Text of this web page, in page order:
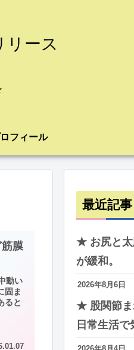
リース
フィール
膜
動い
固ま
ると
最近記事
★ お尻と太
が緩和。
2026年8月6日
★ 股関節ま
日常生活で